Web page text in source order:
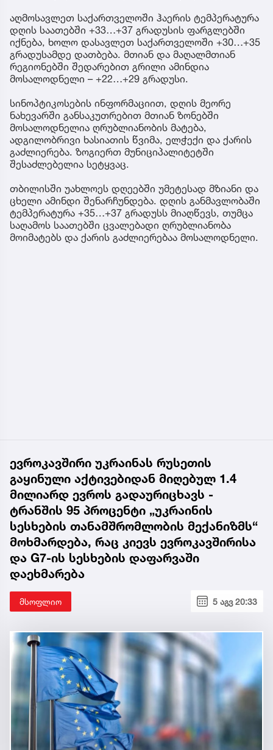
აღმოსავლეთ საქართველოში ჰაერის ტემპერატურა
დღის საათებში +33…+37 გრადუსის ფარგლებში
იქნება, ხოლო დასავლეთ საქართველოში +30…+35
გრადუსამდე დათბება. მთიან და მაღალმთიან
რეგიონებში შედარებით გრილი ამინდია
მოსალოდნელი – +22…+29 გრადუსი.
სინოპტიკოსების ინფორმაციით, დღის მეორე
ნახევარში განსაკუთრებით მთიან ზონებში
მოსალოდნელია ღრუბლიანობის მატება,
ადგილობრივი ხასიათის წვიმა, ელჭექი და ქარის
გაძლიერება. ზოგიერთ მუნიციპალიტეტში
შესაძლებელია სეტყვაც.
თბილისში უახლოეს დღეებში უმეტესად მზიანი და
ცხელი ამინდი შენარჩუნდება. დღის განმავლობაში
ტემპერატურა +35…+37 გრადუსს მიაღწევს, თუმცა
საღამოს საათებში ცვალებადი ღრუბლიანობა
მოიმატებს და ქარის გაძლიერებაა მოსალოდნელი.
ევროკავშირი უკრაინას რუსეთის
გაყინული აქტივებიდან მიღებულ 1.4
მილიარდ ევროს გადაურიცხავს -
ტრანშის 95 პროცენტი „უკრაინის
სესხების თანამშრომლობის მექანიზმს“
მოხმარდება, რაც კიევს ევროკავშირისა
და G7-ის სესხების დაფარვაში
დაეხმარება
მსოფლიო 5 აგვ 20:33